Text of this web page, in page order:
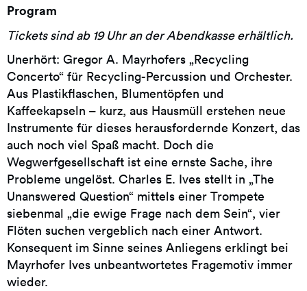
Program
Tickets sind ab 19 Uhr an der Abendkasse erhältlich.
Unerhört: Gregor A. Mayrhofers „Recycling
Concerto“ für Recycling-Percussion und Orchester.
Aus Plastikflaschen, Blumentöpfen und
Kaffeekapseln – kurz, aus Hausmüll erstehen neue
Instrumente für dieses herausfordernde Konzert, das
auch noch viel Spaß macht. Doch die
Wegwerfgesellschaft ist eine ernste Sache, ihre
Probleme ungelöst. Charles E. Ives stellt in „The
Unanswered Question“ mittels einer Trompete
siebenmal „die ewige Frage nach dem Sein“, vier
Flöten suchen vergeblich nach einer Antwort.
Konsequent im Sinne seines Anliegens erklingt bei
Mayrhofer Ives unbeantwortetes Fragemotiv immer
wieder.